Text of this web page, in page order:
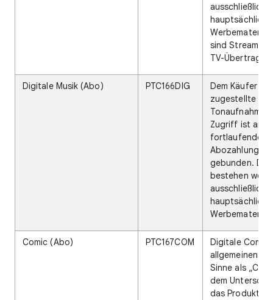
ausschließlich
hauptsächlich
sind
TV-
Digitale Musik (Abo) PTC166DIG
Dem Käufer
zugestellte
Tonaufnahme.
Zugriff ist an
fortlaufende
Abozahlungen
gebunden. Die
bestehen
ausschließlich
hauptsächlich
Werbematerial.
Comic (Abo) PTC167COM
Digitale
allgemeinen
Sinne als
dem
das Produkt